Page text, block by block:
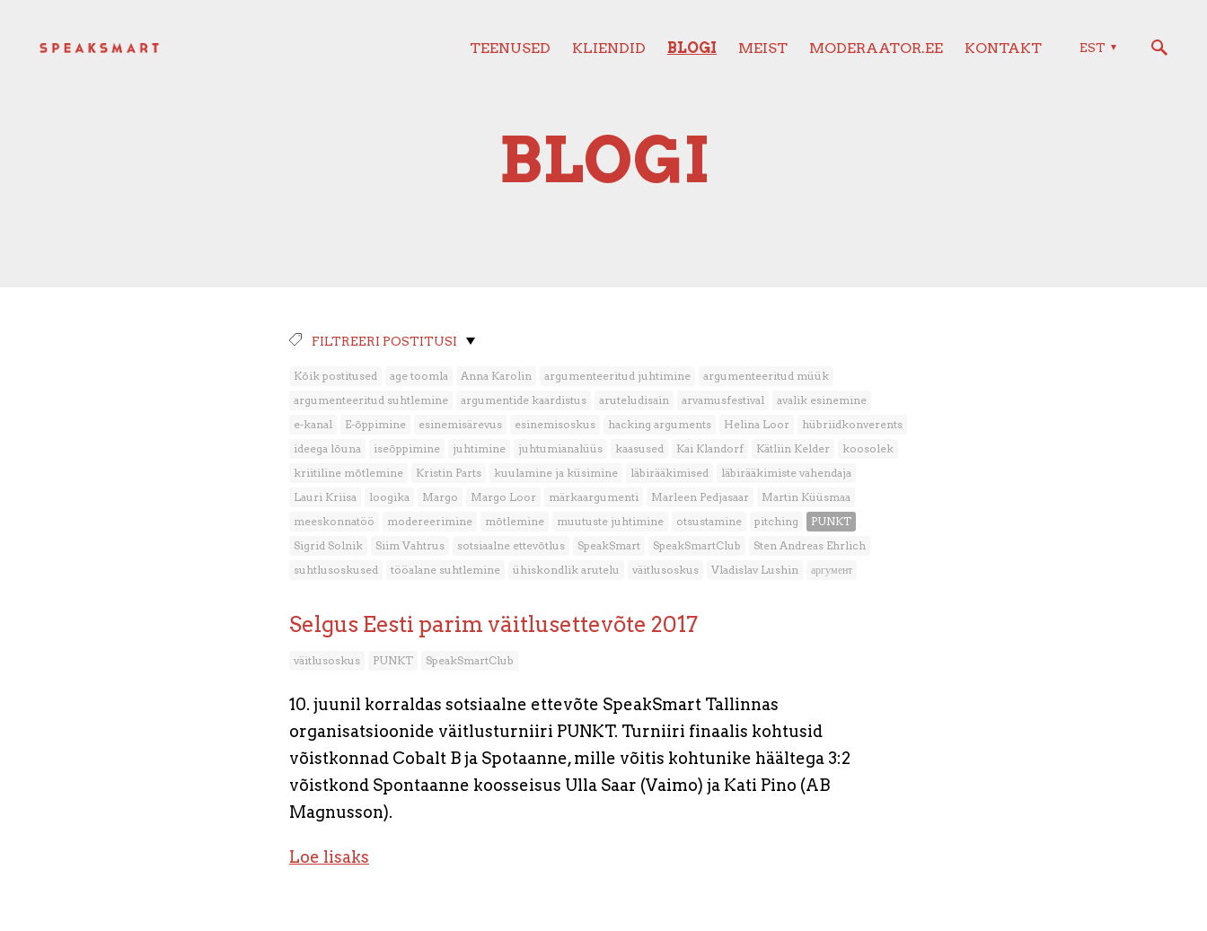
TEENUSED KLIENDID BLOGI MEIST MODERAATOR.EE KONTAKT EST
BLOGI
FILTREERI POSTITUSI
Kõik postitused age toomla Anna Karolin argumenteeritud juhtimine
argumenteeritud müük
argumenteeritud suhtlemine
argumentide kaardistus aruteludisain arvamusfestival
avalik esinemine
e-kanal
E-õppimine esinemisärevus esinemisoskus hacking arguments Helina Loor
hübriidkonverents
ideega lõuna
iseõppimine juhtimine juhtumianalüüs kaasused Kai Klandorf Kätliin Kelder
koosolek
kriitiline mõtlemine
Kristin Parts kuulamine ja küsimine läbirääkimised
läbirääkimiste vahendaja
Lauri Kriisa
loogika Margo Margo Loor märkaargumenti Marleen Pedjasaar
Martin Küüsmaa
meeskonnatöö
modereerimine mõtlemine muutuste juhtimine otsustamine pitching
PUNKT
Sigrid Solnik
Siim Vahtrus sotsiaalne ettevõtlus SpeakSmart SpeakSmartClub
Sten Andreas Ehrlich
suhtlusoskused
tööalane suhtlemine ühiskondlik arutelu väitlusoskus Vladislav Lushin аргумент
Selgus Eesti parim väitlusettevõte 2017
väitlusoskus PUNKT SpeakSmartClub
10. juunil korraldas sotsiaalne ettevõte SpeakSmart Tallinnas
organisatsioonide väitlusturniiri PUNKT. Turniiri finaalis kohtusid
võistkonnad Cobalt B ja Spotaanne, mille võitis kohtunike häältega 3:2
võistkond Spontaanne koosseisus Ulla Saar (Vaimo) ja Kati Pino (AB
Magnusson).
Loe lisaks